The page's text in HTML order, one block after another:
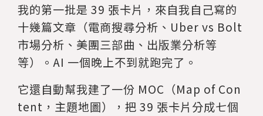
我的第一批是 39 張卡片，來自我自己寫的
十幾篇文章（電商搜尋分析、Uber vs Bolt
市場分析、美團三部曲、出版業分析等
等）。AI 一個晚上不到就跑完了。
它還自動幫我建了一份 MOC（Map of Con
tent，主題地圖），把 39 張卡片分成七個